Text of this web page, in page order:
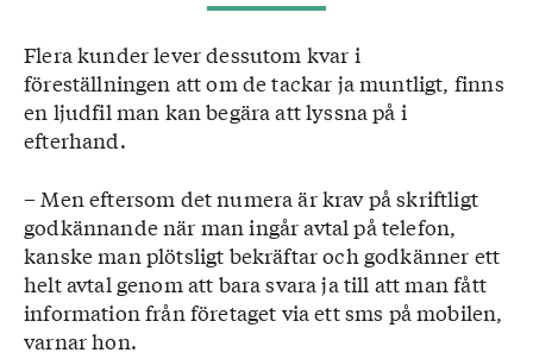
Flera kunder lever dessutom kvar i
föreställningen att om de tackar ja muntligt, finns
en ljudfil man kan begära att lyssna på i
efterhand.
– Men eftersom det numera är krav på skriftligt
godkännande när man ingår avtal på telefon,
kanske man plötsligt bekräftar och godkänner ett
helt avtal genom att bara svara ja till att man fått
information från företaget via ett sms på mobilen,
varnar hon.